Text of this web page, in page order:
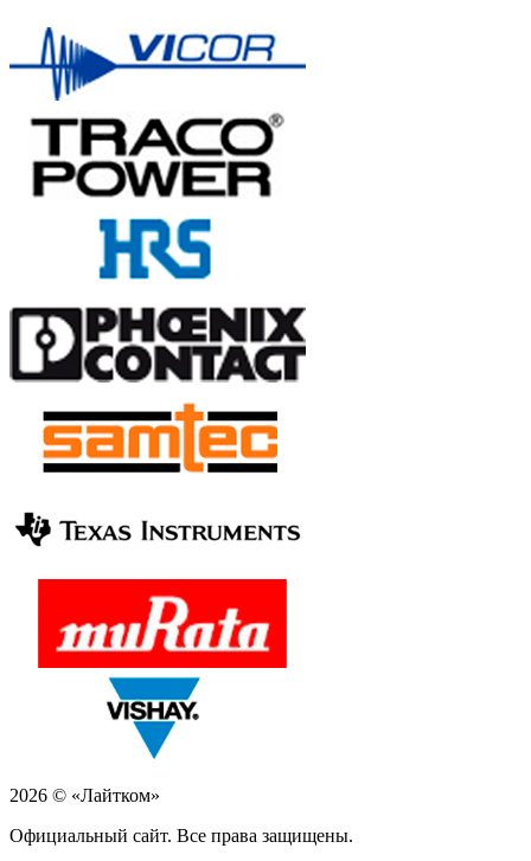
2026 © «Лайтком»
Официальный сайт. Все права защищены.